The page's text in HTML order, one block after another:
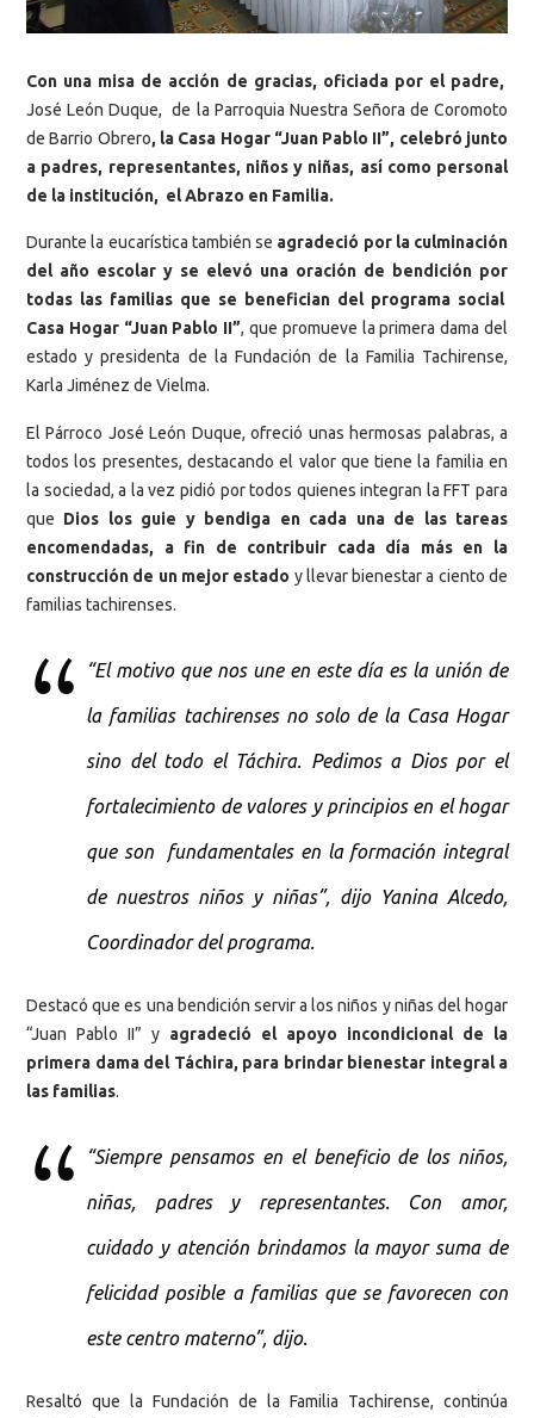
Con una misa de acción de gracias, oficiada por el padre,
José León Duque, de la Parroquia Nuestra Señora de Coromoto
de Barrio Obrero, la Casa Hogar “Juan Pablo II”, celebró junto
a padres, representantes, niños y niñas, así como personal
de la institución, el Abrazo en Familia.
Durante la eucarística también se agradeció por la culminación
del año escolar y se elevó una oración de bendición por
todas las familias que se benefician del programa social
Casa Hogar “Juan Pablo II”, que promueve la primera dama del
estado y presidenta de la Fundación de la Familia Tachirense,
Karla Jiménez de Vielma.
El Párroco José León Duque, ofreció unas hermosas palabras, a
todos los presentes, destacando el valor que tiene la familia en
la sociedad, a la vez pidió por todos quienes integran la FFT para
que Dios los guie y bendiga en cada una de las tareas
encomendadas, a fin de contribuir cada día más en la
construcción de un mejor estado y llevar bienestar a ciento de
familias tachirenses.
“El motivo que nos une en este día es la unión de
la familias tachirenses no solo de la Casa Hogar
sino del todo el Táchira. Pedimos a Dios por el
fortalecimiento de valores y principios en el hogar
que son fundamentales en la formación integral
de nuestros niños y niñas”, dijo Yanina Alcedo,
Coordinador del programa.
Destacó que es una bendición servir a los niños y niñas del hogar
“Juan Pablo II” y agradeció el apoyo incondicional de la
primera dama del Táchira, para brindar bienestar integral a
las familias.
“Siempre pensamos en el beneficio de los niños,
niñas, padres y representantes. Con amor,
cuidado y atención brindamos la mayor suma de
felicidad posible a familias que se favorecen con
este centro materno”, dijo.
Resaltó que la Fundación de la Familia Tachirense, continúa